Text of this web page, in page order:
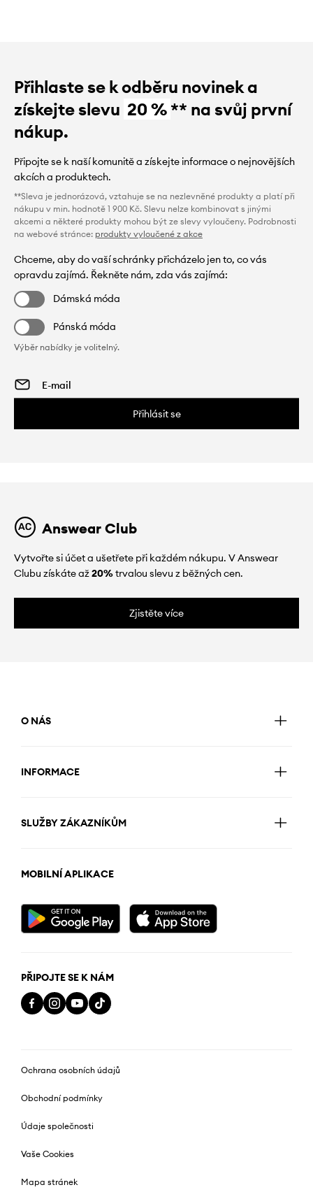
Přihlaste se k odběru novinek a
získejte slevu 20 %** na svůj první
nákup.
Připojte se k naší komunitě a získejte informace o nejnovějších
akcích a produktech.
**Sleva je jednorázová, vztahuje se na nezlevněné produkty a platí při
nákupu v min. hodnotě 1 900 Kč. Slevu nelze kombinovat s jinými
akcemi a některé produkty mohou být ze slevy vyloučeny. Podrobnosti
na webové stránce: produkty vyloučené z akce
Chceme, aby do vaší schránky přicházelo jen to, co vás
opravdu zajímá. Řekněte nám, zda vás zajímá:
Dámská móda
Pánská móda
Výběr nabídky je volitelný.
Přihlásit se
Answear Club
Vytvořte si účet a ušetřete při každém nákupu. V Answear
Clubu získáte až20%trvalou slevu z běžných cen.
Zjistěte více
O NÁS
INFORMACE
SLUŽBY ZÁKAZNÍKŮM
MOBILNÍ APLIKACE
PŘIPOJTE SE K NÁM
Ochrana osobních údajů
Obchodní podmínky
Údaje společnosti
Vaše Cookies
Mapa stránek